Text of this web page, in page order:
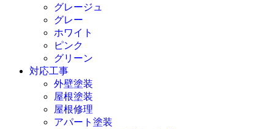
グレージュ
グレー
ホワイト
ピンク
グリーン
対応工事
外壁塗装
屋根塗装
屋根修理
アパート塗装